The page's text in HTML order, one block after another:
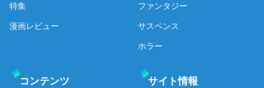
特集
漫画レビュー
ファンタジー
サスペンス
ホラー
コンテンツ サイト情報